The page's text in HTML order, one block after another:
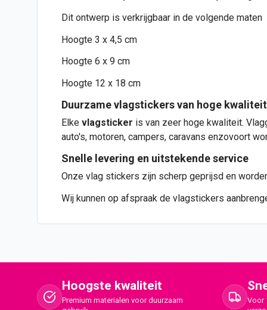
Dit ontwerp is verkrijgbaar in de volgende maten
Hoogte 3 x 4,5 cm
Hoogte 6 x 9 cm
Hoogte 12 x 18 cm
Duurzame vlagstickers van hoge kwaliteit
Elke vlagsticker is van zeer hoge kwaliteit.
auto's, motoren, campers, caravans enzovoort
Snelle levering en uitstekende service
Onze vlag stickers zijn scherp geprijsd en
Wij kunnen op afspraak de vlagstickers
Hoogste kwaliteit
Premium materialen voor duurzaam
Voor